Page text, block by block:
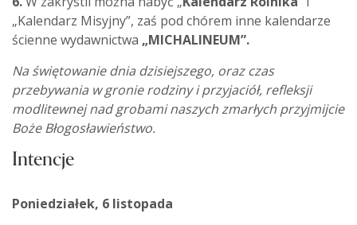
„Kalendarz Misyjny”, zaś pod chórem inne kalendarze
ścienne wydawnictwa „MICHALINEUM”.
Na świętowanie dnia dzisiejszego, oraz czas
przebywania w gronie rodziny i przyjaciół, refleksji
modlitewnej nad grobami naszych zmarłych przyjmijcie
Boże Błogosławieństwo.
Intencje
Poniedziałek, 6 listopada